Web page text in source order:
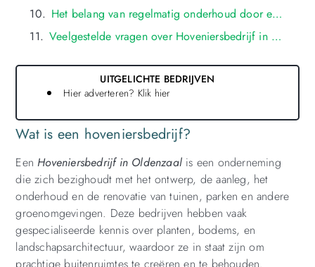
Wat is een hoveniersbedrijf?
Een Hoveniersbedrijf in Oldenzaal is een onderneming
die zich bezighoudt met het ontwerp, de aanleg, het
onderhoud en de renovatie van tuinen, parken en andere
groenomgevingen. Deze bedrijven hebben vaak
gespecialiseerde kennis over planten, bodems, en
landschapsarchitectuur, waardoor ze in staat zijn om
Het belang van regelmatig onderhoud door een hoveniersbedrijf in oldenzaal
Veelgestelde vragen over Hoveniersbedrijf in oldenzaal
UITGELICHTE BEDRIJVEN
Hier adverteren? Klik hier